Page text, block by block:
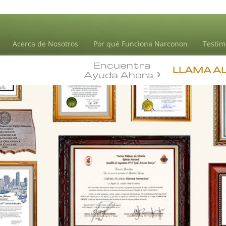
Acerca de Nosotros Por qué Funciona Narconon
LLAMA
Encuentra
Ayuda Ahora